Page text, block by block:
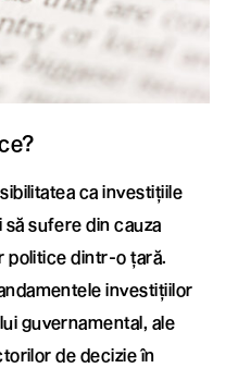
ca investițiile
sufere din cauza
politice dintr-o țară.
investițiilor
guvernamental, ale
de decizie în